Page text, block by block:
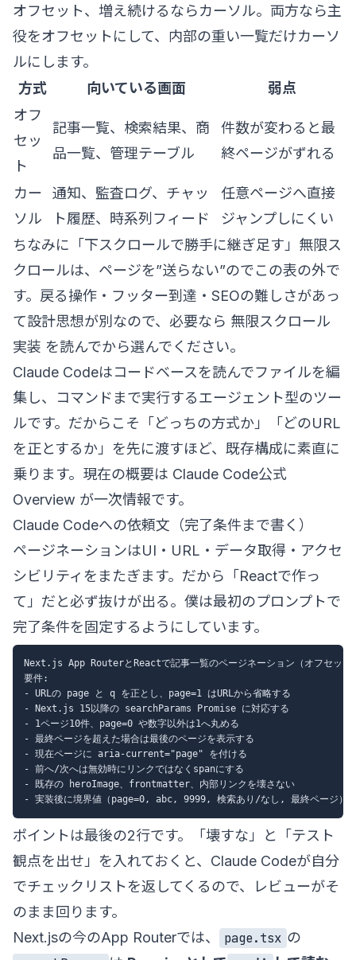
オフセット、増え続けるならカーソル。両方なら主
役をオフセットにして、内部の重い一覧だけカーソ
ルにします。
方式
向いている画面
弱点
オフ
セッ
ト
記事一覧、検索結果、商
品一覧、管理テーブル
件数が変わると最
終ページがずれる
カー
ソル
通知、監査ログ、チャッ
ト履歴、時系列フィード
任意ページへ直接
ジャンプしにくい
ちなみに「下スクロールで勝手に継ぎ足す」無限ス
クロールは、ページを”送らない”のでこの表の外で
す。戻る操作・フッター到達・SEOの難しさがあっ
て設計思想が別なので、必要なら 無限スクロール
実装 を読んでから選んでください。
Claude Codeはコードベースを読んでファイルを編
集し、コマンドまで実行するエージェント型のツー
ルです。だからこそ「どっちの方式か」「どのURL
を正とするか」を先に渡すほど、既存構成に素直に
乗ります。現在の概要は Claude Code公式
Overview が一次情報です。
Claude Codeへの依頼文（完了条件まで書く）
ページネーションはUI・URL・データ取得・アクセ
シビリティをまたぎます。だから「Reactで作っ
て」だと必ず抜けが出る。僕は最初のプロンプトで
完了条件を固定するようにしています。
Next.js App RouterとReactで記事一覧のページネーション（オフセット
要件:
- URLの page と q を正とし、page=1 はURLから省略する
- Next.js 15以降の searchParams Promise に対応する
- 1ページ10件、page=0 や数字以外は1へ丸める
- 最終ページを超えた場合は最後のページを表示する
- 現在ページに aria-current="page" を付ける
- 前へ/次へは無効時にリンクではなくspanにする
- 既存の heroImage、frontmatter、内部リンクを壊さない
ポイントは最後の2行です。「壊すな」と「テスト
観点を出せ」を入れておくと、Claude Codeが自分
でチェックリストを返してくるので、レビューがそ
のまま回ります。
Next.jsの今のApp Routerでは、
page.tsx の